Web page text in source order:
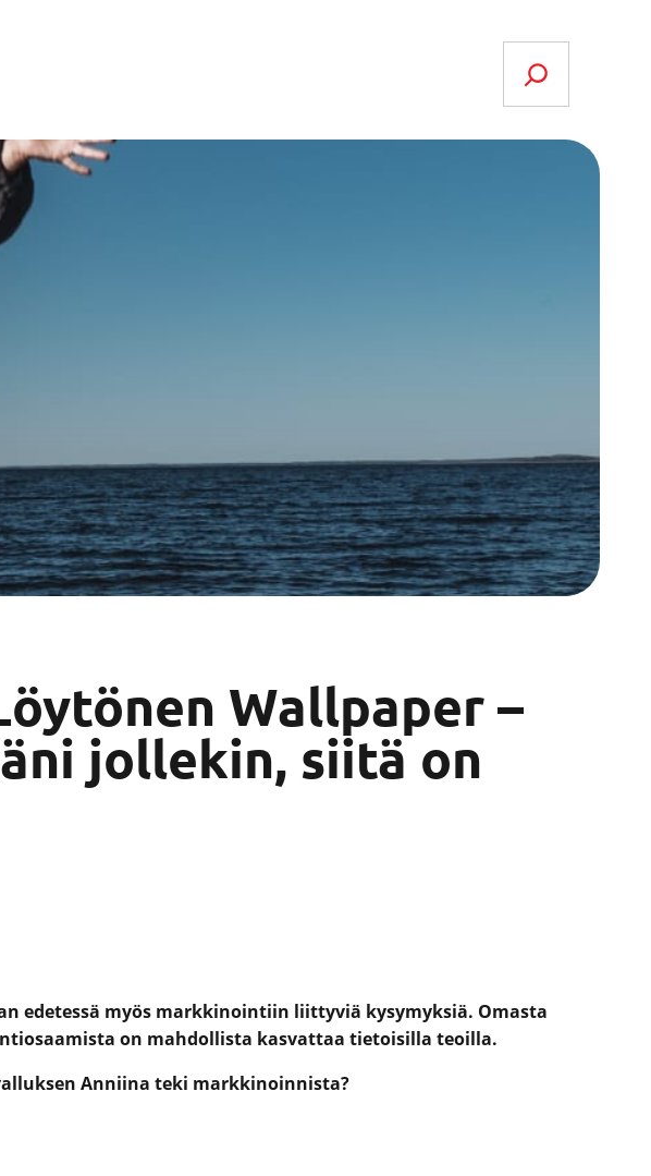
Wallpaper –
jollekin, siitä on
edetessä myös markkinointiin liittyviä kysymyksiä. Omasta
on mahdollista kasvattaa tietoisilla teoilla.
Anniina teki markkinoinnista?